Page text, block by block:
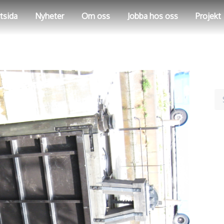
Nyheter Om oss Jobba hos oss Projekt